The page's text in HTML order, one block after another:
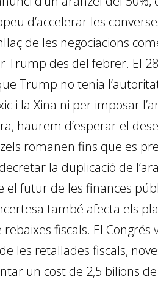
d’accelerar les
de les negociacions
Trump des del febrer. El
Trump no tenia
i la Xina ni per imposar
haurem d’esperar el
romanen fins que es
la duplicació de
el futur de les finances
també afecta els
fiscals. El Congrés
les retallades fiscals,
un cost de 2,5 bilions